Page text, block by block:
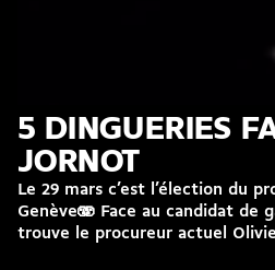
5 DINGUERIES
JORNOT
Le 29 mars c’est l’élection du
Genève🫨 Face au candidat de
trouve le procureur actuel